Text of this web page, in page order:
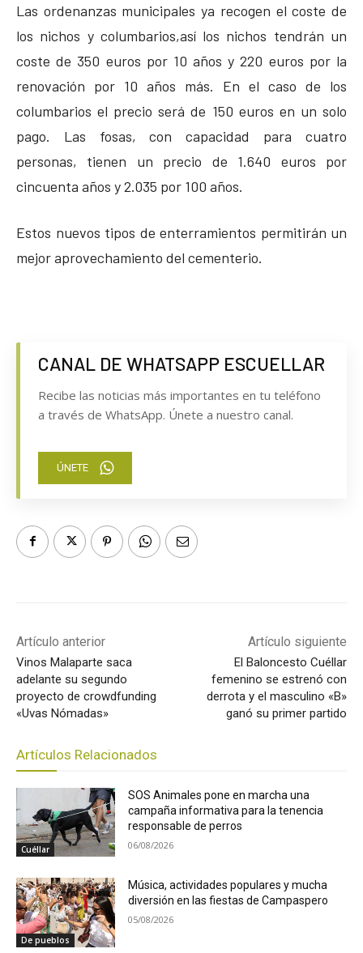
Las ordenanzas municipales ya recogen el coste de
los nichos y columbarios,así los nichos tendrán un
coste de 350 euros por 10 años y 220 euros por la
renovación por 10 años más. En el caso de los
columbarios el precio será de 150 euros en un solo
pago. Las fosas, con capacidad para cuatro
personas, tienen un precio de 1.640 euros por
cincuenta años y 2.035 por 100 años.
Estos nuevos tipos de enterramientos permitirán un
mejor aprovechamiento del cementerio.
CANAL DE WHATSAPP ESCUELLAR
Recibe las noticias más importantes en tu teléfono
a través de WhatsApp. Únete a nuestro canal.
ÚNETE
Artículo anterior
Vinos Malaparte saca
adelante su segundo
proyecto de crowdfunding
«Uvas Nómadas»
Artículo siguiente
El Baloncesto Cuéllar
femenino se estrenó con
derrota y el masculino «B»
ganó su primer partido
Artículos Relacionados
Cuéllar
SOS Animales pone en marcha una
campaña informativa para la tenencia
responsable de perros
06/08/2026
De pueblos
Música, actividades populares y mucha
diversión en las fiestas de Campaspero
05/08/2026